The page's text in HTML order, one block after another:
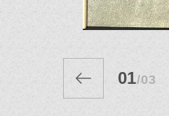
01/03